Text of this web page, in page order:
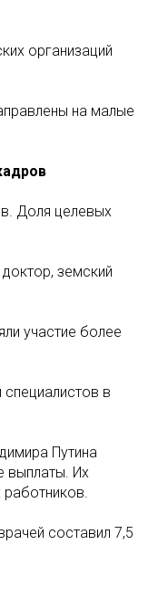
организаций
на малые
Доля целевых
земский
участие более
в
Путина
выплаты. Их
работников.
составил 7,5